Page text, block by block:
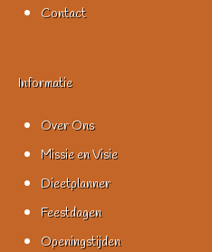
Contact
Informatie
Over Ons
Missie en Visie
Dieetplanner
Feestdagen
Openingstijden